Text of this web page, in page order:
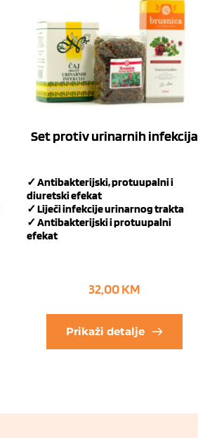
Set protiv urinarnih infekcija
✓ Antibakterijski, protuupalni i
diuretski efekat
✓ Liječi infekcije urinarnog trakta
✓ Antibakterijski i protuupalni
efekat
32,00KM
Prikaži detalje